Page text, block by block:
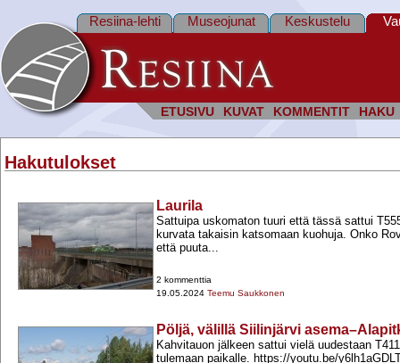
ETUSIVU KUVAT KOMMENTIT HAKU
Resiina-lehti Museojunat Keskustelu
Hakutulokset
Laurila
Sattuipa uskomaton tuuri että tässä sattui
kurvata takaisin katsomaan kuohuja. Onko
että puuta...
2 kommenttia
19.05.2024 Teemu Saukkonen
Pöljä, välillä Siilinjärvi
Kahvitauon jälkeen sattui vielä uudestaan
tulemaan paikalle. https://youtu.be/